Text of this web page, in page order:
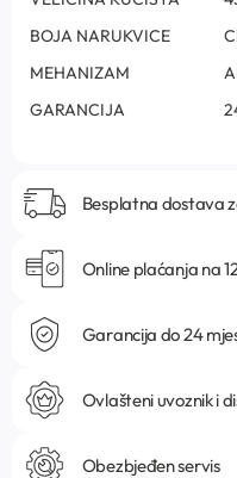
BOJA NARUKVICE
MEHANIZAM
GARANCIJA
Besplatna dostava
Online plaćanja na
Garancija do 24
Ovlašteni uvoznik i
Obezbjeđen servis